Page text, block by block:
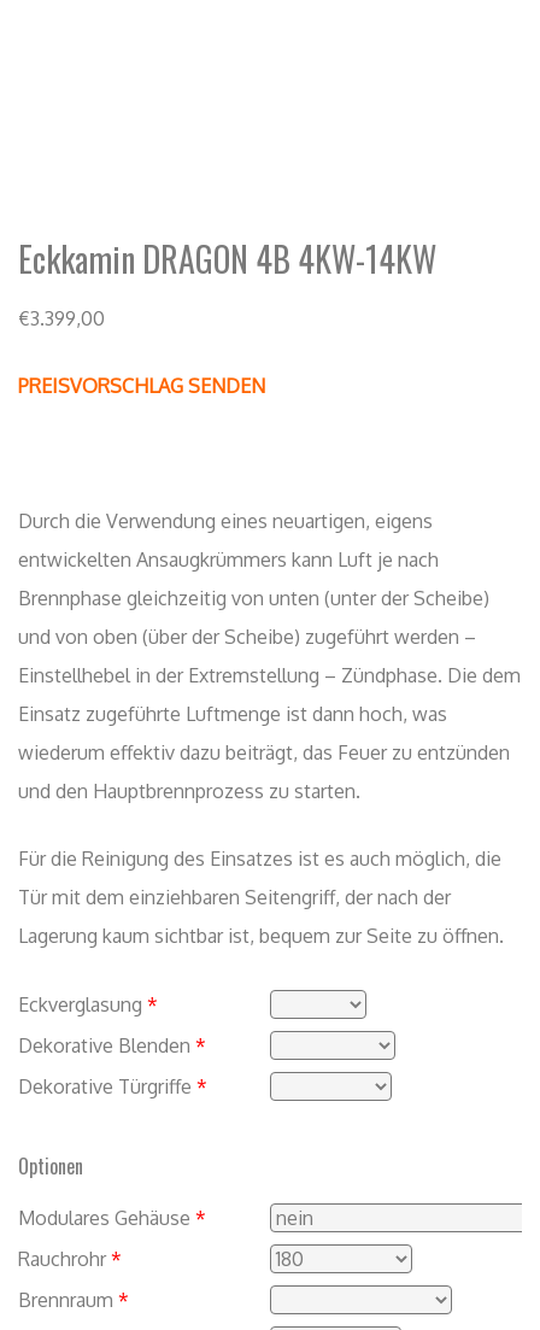
Eckkamin DRAGON 4B 4KW-14KW
€3.399,00
PREISVORSCHLAG SENDEN
Durch die Verwendung eines neuartigen, eigens
entwickelten Ansaugkrümmers kann Luft je nach
Brennphase gleichzeitig von unten (unter der Scheibe)
und von oben (über der Scheibe) zugeführt werden –
Einstellhebel in der Extremstellung – Zündphase. Die dem
Einsatz zugeführte Luftmenge ist dann hoch, was
wiederum effektiv dazu beiträgt, das Feuer zu entzünden
und den Hauptbrennprozess zu starten.
Für die Reinigung des Einsatzes ist es auch möglich, die
Tür mit dem einziehbaren Seitengriff, der nach der
Lagerung kaum sichtbar ist, bequem zur Seite zu öffnen.
Eckverglasung *
Dekorative Blenden *
Dekorative Türgriffe *
Optionen
Modulares Gehäuse *
Rauchrohr*
Brennraum *